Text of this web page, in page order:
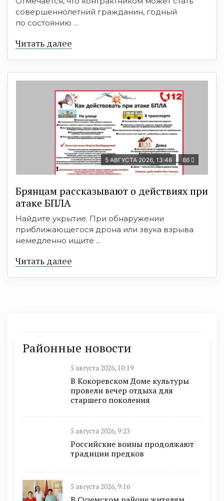
совершеннолетний гражданин, годный
по состоянию ...
Читать далее
5 АВГУСТА 2026, 13:48 86
Брянцам рассказывают о действиях при
атаке БПЛА
Найдите укрытие. При обнаружении
приближающегося дрона или звука взрыва
немедленно ищите ...
Читать далее
Районные новости
5 августа 2026, 10:19
В Кокоревском Доме культуры
провели вечер отдыха для
старшего поколения
5 августа 2026, 9:23
Российские воины продолжают
традиции предков
5 августа 2026, 9:16